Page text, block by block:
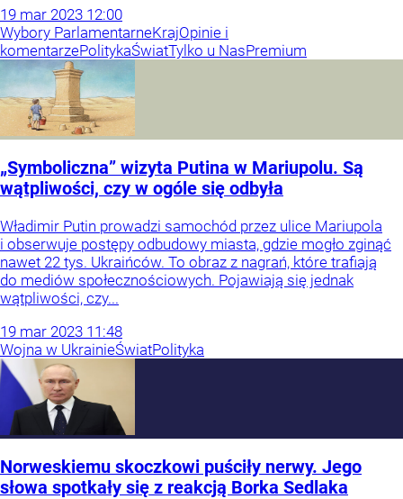
19 mar 2023 12:00
Wybory ParlamentarneKrajOpinie i
komentarzePolitykaŚwiatTylko u NasPremium
„Symboliczna” wizyta Putina w Mariupolu. Są
wątpliwości, czy w ogóle się odbyła
Władimir Putin prowadzi samochód przez ulice Mariupola
i obserwuje postępy odbudowy miasta, gdzie mogło zginąć
nawet 22 tys. Ukraińców. To obraz z nagrań, które trafiają
do mediów społecznościowych. Pojawiają się jednak
wątpliwości, czy...
19 mar 2023 11:48
Wojna w UkrainieŚwiatPolityka
Norweskiemu skoczkowi puściły nerwy. Jego
słowa spotkały się z reakcją Borka Sedlaka